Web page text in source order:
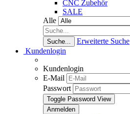
CNC Zubehör
SALE
Alle
Suche...
Erweiterte Suche
Kundenlogin
Kundenlogin
E-Mail
Passwort
Toggle Password View